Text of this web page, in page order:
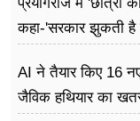
कहा-'सरकार झुकती है
AI ने तैयार किए 16
जैविक हथियार का